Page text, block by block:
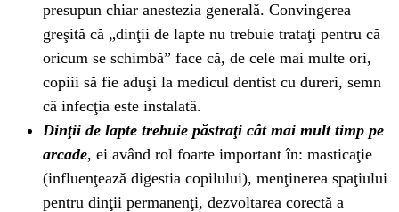
presupun chiar anestezia generală. Convingerea
greşită că „dinţii de lapte nu trebuie trataţi pentru că
oricum se schimbă” face că, de cele mai multe ori,
copiii să fie aduşi la medicul dentist cu dureri, semn
că infecţia este instalată.
Dinţii de lapte trebuie păstraţi cât mai mult timp pe
arcade, ei având rol foarte important în: masticaţie
(influenţează digestia copilului), menţinerea spaţiului
pentru dinţii permanenţi, dezvoltarea corectă a